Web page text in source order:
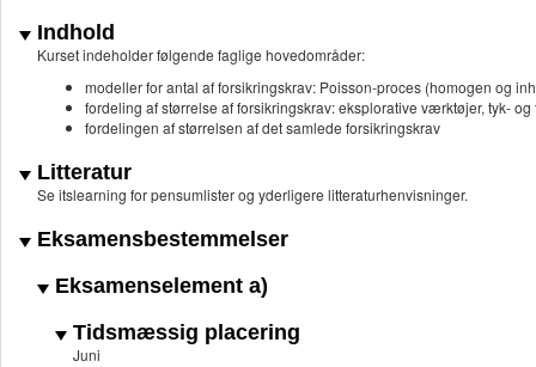
Indhold
Kurset indeholder følgende faglige hovedområder:
modeller for antal af forsikringskrav: Poisson-proces (homogen og
fordeling af størrelse af forsikringskrav: eksplorative værktøjer, tyk-
fordelingen af størrelsen af det samlede forsikringskrav
Litteratur
Se itslearning for pensumlister og yderligere litteraturhenvisninger.
Eksamensbestemmelser
Eksamenselement a)
Tidsmæssig placering
Juni